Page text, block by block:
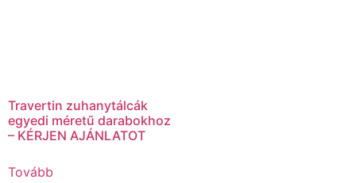
Travertin zuhanytálcák
egyedi méretű darabokhoz
– KÉRJEN AJÁNLATOT
Tovább